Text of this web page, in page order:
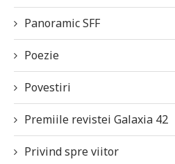
Panoramic SFF
Poezie
Povestiri
Premiile revistei Galaxia 42
Privind spre viitor